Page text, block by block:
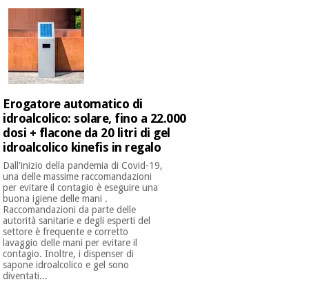
Erogatore automatico di
idroalcolico: solare, fino a 22.000
dosi + flacone da 20 litri di gel
idroalcolico kinefis in regalo
Dall'inizio della pandemia di Covid-19,
una delle massime raccomandazioni
per evitare il contagio è eseguire una
buona igiene delle mani .
Raccomandazioni da parte delle
autorità sanitarie e degli esperti del
settore è frequente e corretto
lavaggio delle mani per evitare il
contagio. Inoltre, i dispenser di
sapone idroalcolico e gel sono
diventati...